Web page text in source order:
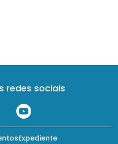
redes sociais
Expediente